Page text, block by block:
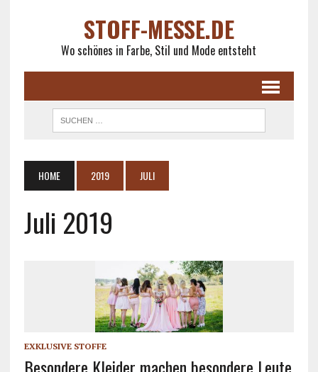
STOFF-MESSE.DE
Wo schönes in Farbe, Stil und Mode entsteht
HOME 2019 JULI
Juli 2019
EXKLUSIVE STOFFE